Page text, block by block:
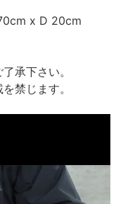
x D 20cm
承下さい。
禁じます。